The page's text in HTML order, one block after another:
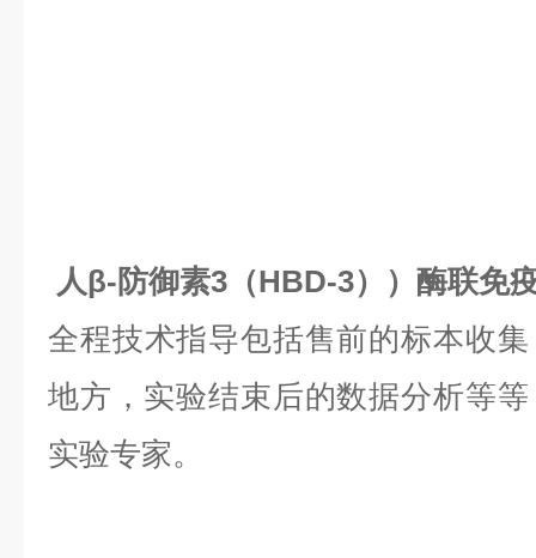
人β-防御素3（HBD-3））酶联免
全程技术指导包括售前的标本收
地方，实验结束后的数据分析等
实验专家。